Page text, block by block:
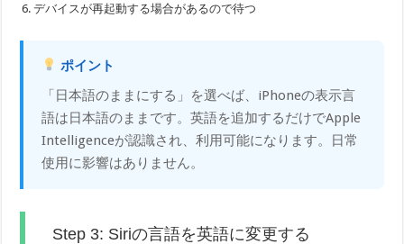
デバイスが再起動する場合があるので待つ
ポイント
「日本語のままにする」を選べば、iPhoneの表示言
語は日本語のままです。英語を追加するだけでApple
Intelligenceが認識され、利用可能になります。日常
使用に影響はありません。
Step 3: Siriの言語を英語に変更する